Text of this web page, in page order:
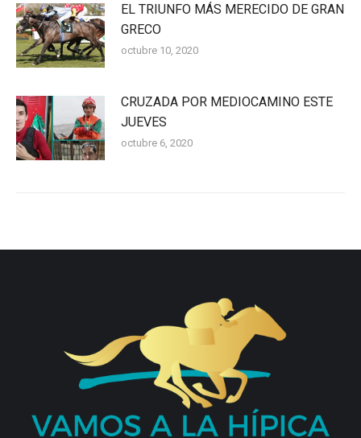
EL TRIUNFO MÁS MERECIDO DE GRAN
GRECO
octubre 10, 2020
CRUZADA POR MEDIOCAMINO ESTE
JUEVES
octubre 6, 2020